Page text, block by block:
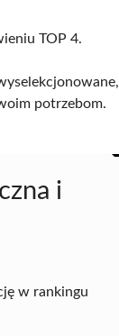
TOP 4.
potrzebom.
i
w rankingu